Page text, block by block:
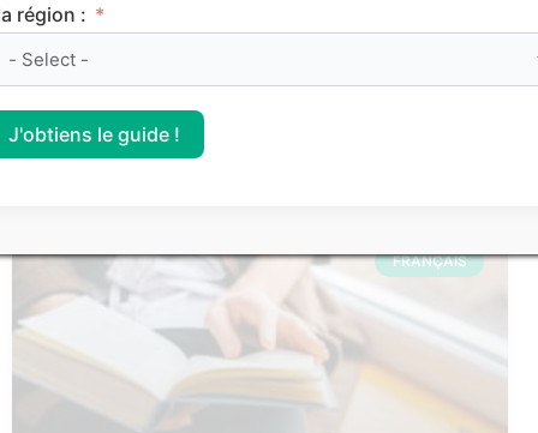
Les articles les
plus consultés
FRANÇAIS
région :
J'obtiens le guide !